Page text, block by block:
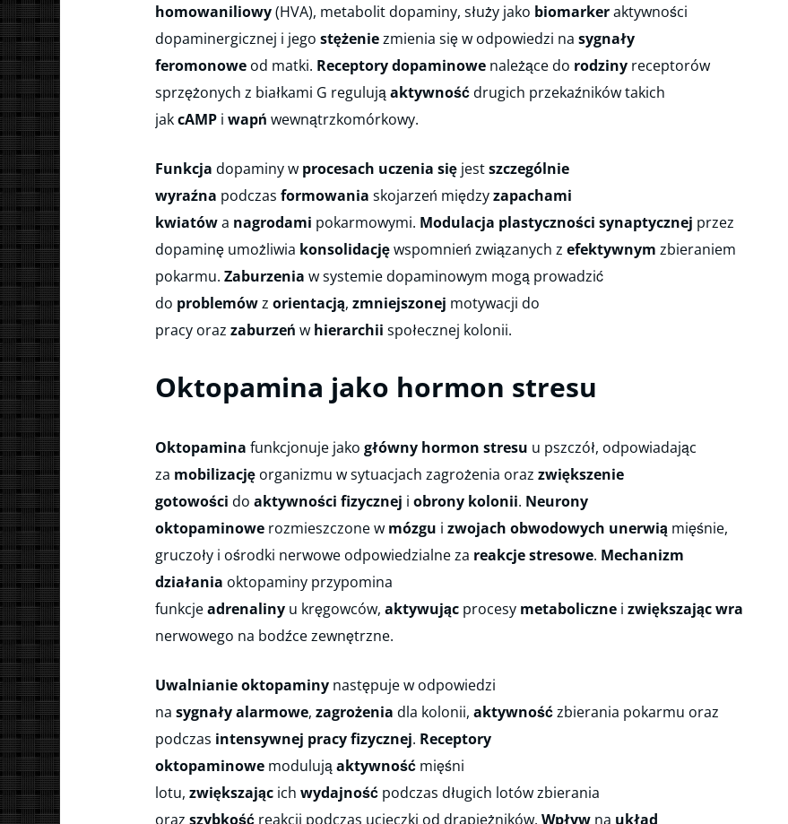
homowaniliowy(HVA), metabolit dopaminy, służy jako biomarkeraktywności
dopaminergicznej i jego stężeniezmienia się w odpowiedzi na sygnały
feromonoweod matki. Receptory dopaminowenależące do rodzinyreceptorów
sprzężonych z białkami G regulująaktywnośćdrugich przekaźników takich
jakcAMPi wapń wewnątrzkomórkowy.
Funkcja dopaminy w procesach uczenia sięjestszczególnie
wyraźna podczas formowania skojarzeń międzyzapachami
kwiatówa nagrodami pokarmowymi. Modulacja plastyczności synaptycznej przez
dopaminę umożliwia konsolidacjęwspomnień związanych z efektywnym zbieraniem
pokarmu. Zaburzenia w systemie dopaminowym mogą prowadzić
do problemówz orientacją, zmniejszonej motywacji do
pracy oraz zaburzeń w hierarchii społecznej kolonii.
Oktopamina jako hormon stresu
Oktopamina funkcjonuje jako główny hormon stresu u pszczół, odpowiadając
za mobilizacjęorganizmu w sytuacjach zagrożenia oraz zwiększenie
gotowości do aktywności fizycznej i obrony kolonii. Neurony
oktopaminowerozmieszczone w mózgu i zwojach obwodowych unerwiąmięśnie,
gruczoły i ośrodki nerwowe odpowiedzialne za reakcje stresowe. Mechanizm
działania oktopaminy przypomina
funkcjeadrenalinyu kręgowców, aktywującprocesy metabolicznei zwiększając wrażliwość
nerwowego na bodźce zewnętrzne.
Uwalnianie oktopaminynastępuje w odpowiedzi
na sygnały alarmowe, zagrożenia dla kolonii, aktywnośćzbierania pokarmu oraz
podczas intensywnej pracy fizycznej. Receptory
oktopaminowemodulująaktywnośćmięśni
lotu, zwiększającich wydajnośćpodczas długich lotów zbierania
oraz szybkośćreakcji podczas ucieczki od drapieżników. Wpływna układ